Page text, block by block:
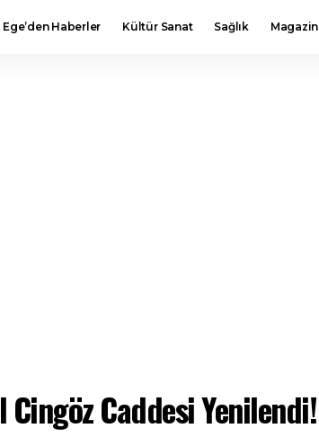
Ege’den Haberler Kültür Sanat Sağlık Magazin
Caddesi Yenilendi!